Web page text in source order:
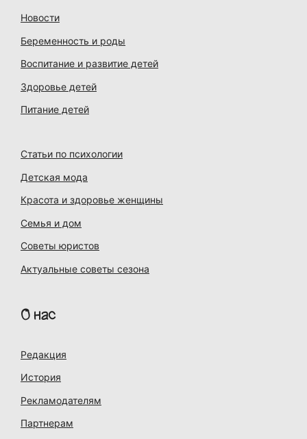
Новости
Беременность и роды
Воспитание и развитие детей
Здоровье детей
Питание детей
Статьи по психологии
Детская мода
Красота и здоровье женщины
Семья и дом
Советы юристов
Актуальные советы сезона
О нас
Редакция
История
Рекламодателям
Партнерам